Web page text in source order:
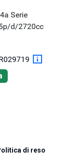
Serie
d/2720cc
di reso